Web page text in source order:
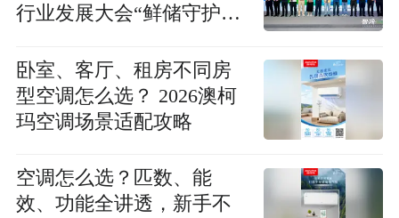
行业发展大会“鲜储守护先
卧室、客厅、租房不同房
型空调怎么选？ 2026澳柯
玛空调场景适配攻略
空调怎么选？匹数、能
效、功能全讲透，新手不